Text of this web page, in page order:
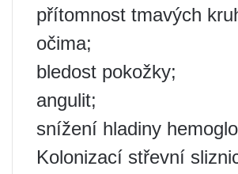
přítomnost tmavých
očima;
bledost pokožky;
angulit;
snížení hladiny
Kolonizací střevní